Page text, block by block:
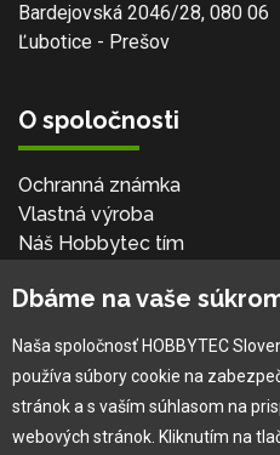
Bardejovská 2046/28, 080 06
Ľubotice - Prešov
O spoločnosti
Ochranná známka
Vlastná výroba
Náš Hobbytec tím
Naša história
Pre zákazníka
Dbáme na vaše
Naša spoločnosť HOBBYTEC
používa súbory cookie na
stránok a s vaším súhlasom na
webových stránok. Kliknutím na